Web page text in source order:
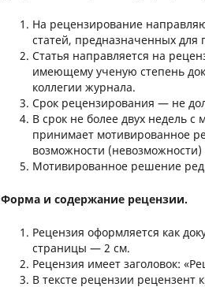
На рецензирование
статей, предназначенных
Статья направляется на
имеющему ученую степень
коллегии журнала.
Срок рецензирования — не
В срок не более двух недель
принимает мотивированное
возможности
Мотивированное решение
Форма и содержание рецензии.
Рецензия оформляется как
страницы — 2 см.
Рецензия имеет заголовок:
В тексте рецензии рецензент